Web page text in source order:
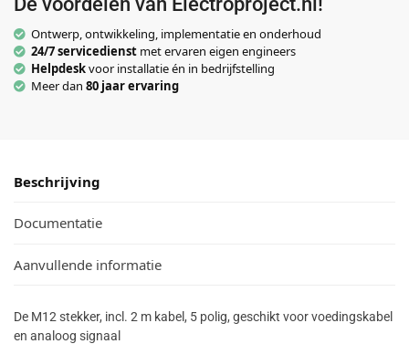
Ontwerp, ontwikkeling, implementatie en onderhoud
24/7 servicedienst met ervaren eigen engineers
Helpdeskvoor installatie én in bedrijfstelling
Meer dan 80 jaar ervaring
Beschrijving
Documentatie
Aanvullende informatie
De M12 stekker, incl. 2 m kabel, 5 polig, geschikt voor voedingskabel
en analoog signaal